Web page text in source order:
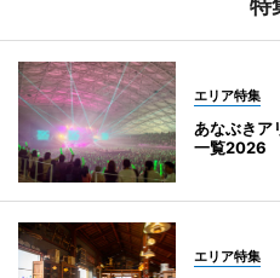
特
エリア特集
あなぶきア
一覧2026
エリア特集